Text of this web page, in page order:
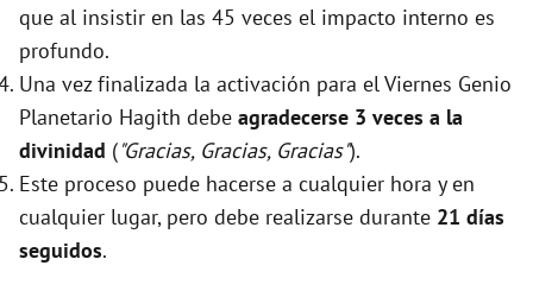
que al insistir en las 45 veces el impacto interno es
profundo.
Una vez finalizada la activación para el Viernes Genio
Planetario Hagith debe agradecerse 3 veces a la
divinidad ("Gracias, Gracias, Gracias").
Este proceso puede hacerse a cualquier hora y en
cualquier lugar, pero debe realizarse durante 21 días
seguidos.